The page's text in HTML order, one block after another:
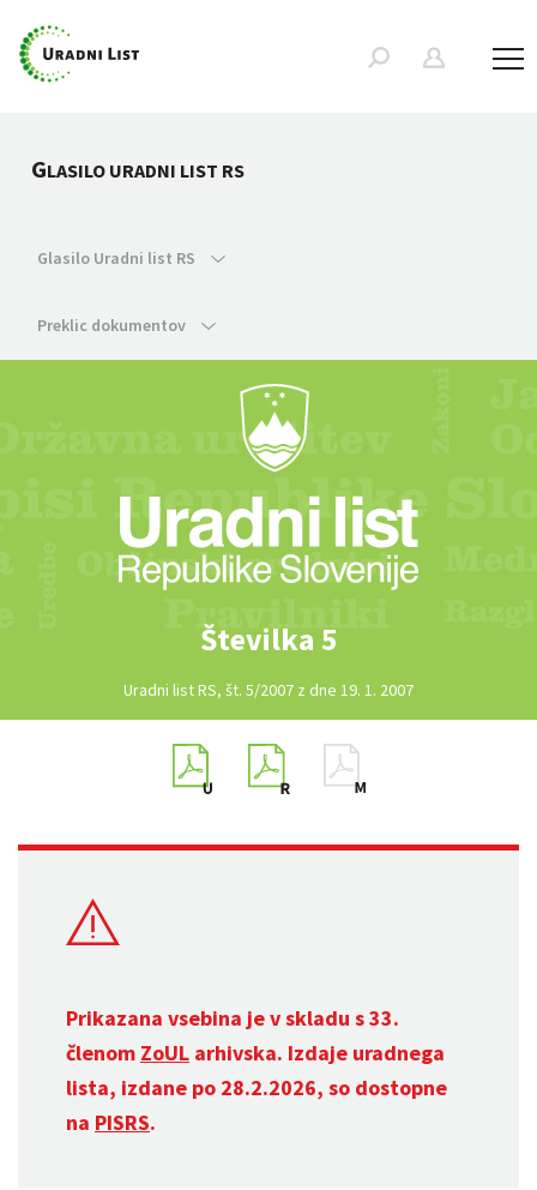
GLASILO URADNI LIST RS
Glasilo Uradni list RS
Preklic dokumentov
Številka 5
Uradni list RS, št. 5/2007 z dne 19. 1. 2007
Prikazana vsebina je v skladu s 33.
členom ZoUL arhivska. Izdaje uradnega
lista, izdane po 28.2.2026, so dostopne
na PISRS.